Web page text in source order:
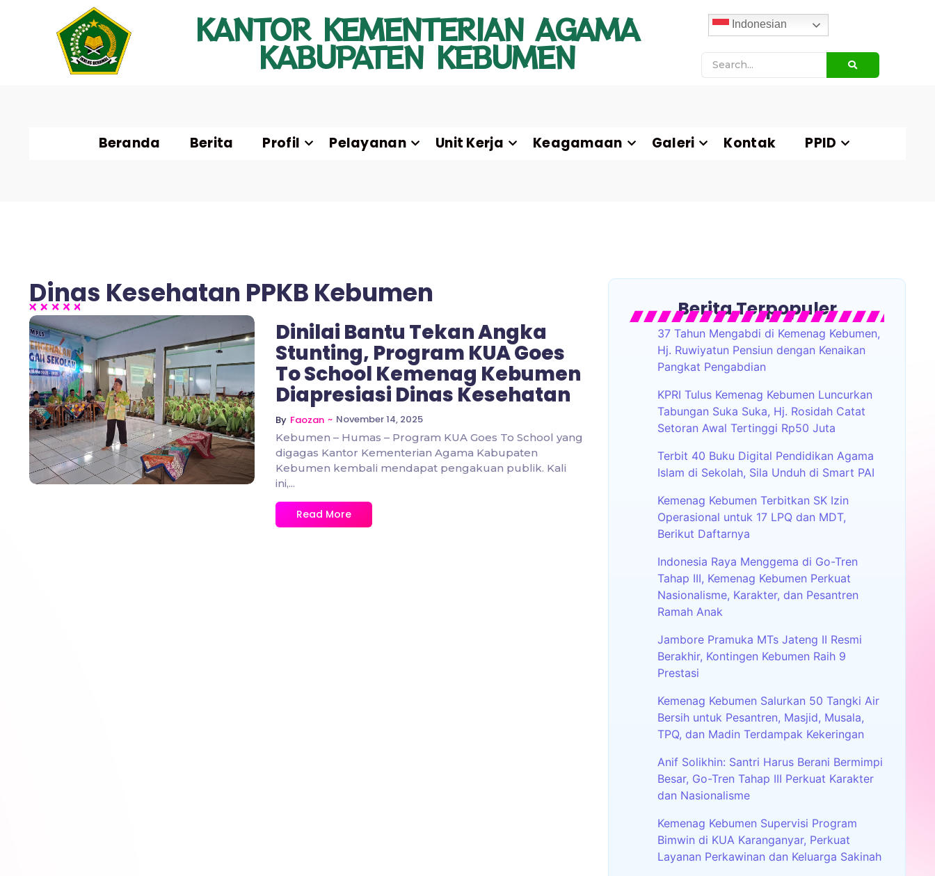
KANTOR KEMENTERIAN AGAMA
KABUPATEN KEBUMEN
Indonesian
Beranda Berita Profil Pelayanan Unit Kerja Keagamaan Galeri Kontak PPID
Dinas Kesehatan PPKB Kebumen
No Comments
Dinilai Bantu Tekan Angka
Stunting, Program KUA Goes
To School Kemenag Kebumen
Diapresiasi Dinas Kesehatan
By Faozan ~ November 14, 2025
Kebumen – Humas – Program KUA Goes To School yang
digagas Kantor Kementerian Agama Kabupaten
Kebumen kembali mendapat pengakuan publik. Kali
ini,...
Read More
Berita Terpopuler
37 Tahun Mengabdi di Kemenag Kebumen,
Hj. Ruwiyatun Pensiun dengan Kenaikan
Pangkat Pengabdian
KPRI Tulus Kemenag Kebumen Luncurkan
Tabungan Suka Suka, Hj. Rosidah Catat
Setoran Awal Tertinggi Rp50 Juta
Terbit 40 Buku Digital Pendidikan Agama
Islam di Sekolah, Sila Unduh di Smart PAI
Kemenag Kebumen Terbitkan SK Izin
Operasional untuk 17 LPQ dan MDT,
Berikut Daftarnya
Indonesia Raya Menggema di Go-Tren
Tahap III, Kemenag Kebumen Perkuat
Nasionalisme, Karakter, dan Pesantren
Ramah Anak
Jambore Pramuka MTs Jateng II Resmi
Berakhir, Kontingen Kebumen Raih 9
Prestasi
Kemenag Kebumen Salurkan 50 Tangki Air
Bersih untuk Pesantren, Masjid, Musala,
TPQ, dan Madin Terdampak Kekeringan
Anif Solikhin: Santri Harus Berani Bermimpi
Besar, Go-Tren Tahap III Perkuat Karakter
dan Nasionalisme
Kemenag Kebumen Supervisi Program
Bimwin di KUA Karanganyar, Perkuat
Layanan Perkawinan dan Keluarga Sakinah